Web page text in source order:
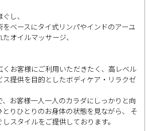
し、
ベースにタイ式リンパやインドのアーユ
オイルマッサージ、
お客様にご利用いただきたく、高レベル
提供を目的としたボディケア・リラクゼ
お客様一人一人のカラダにしっかりと向
りひとりのお身体の状態を見ながら、 そ
スタイルをご提供しております。